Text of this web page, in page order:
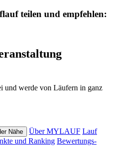
teilen und empfehlen:
und werde von Läufern in ganz
Nähe Über MYLAUF Lauf
und Ranking Bewertungs-